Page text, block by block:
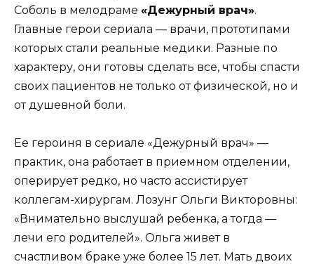
Соболь в мелодраме «Дежурный врач».
Главные герои сериала — врачи, прототипами
которых стали реальные медики. Разные по
характеру, они готовы сделать все, чтобы спасти
своих пациентов не только от физической, но и
от душевной боли.
Ее героиня в сериале «Дежурный врач» —
практик, она работает в приемном отделении,
оперирует редко, но часто ассистирует
коллегам-хирургам. Лозунг Ольги Викторовны:
«Внимательно выслушай ребенка, а тогда —
лечи его родителей». Ольга живет в
счастливом браке уже более 15 лет. Мать двоих